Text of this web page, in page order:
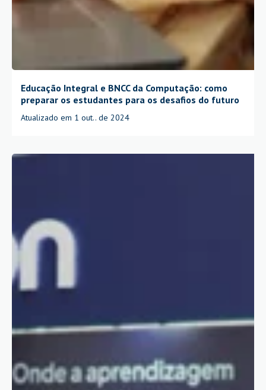
Educação Integral e BNCC da Computação: como
preparar os estudantes para os desafios do futuro
Atualizado em 1 out.. de 2024